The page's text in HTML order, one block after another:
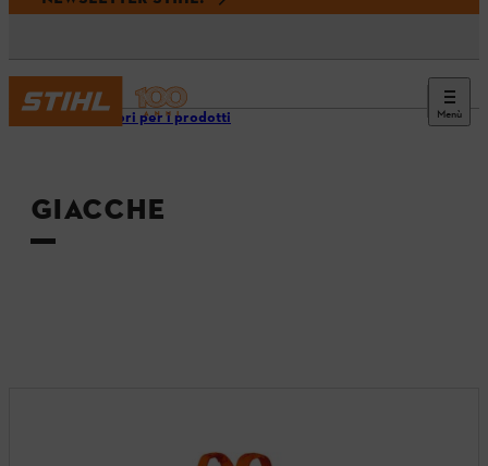
Menù
Accessori per i prodotti
GIACCHE